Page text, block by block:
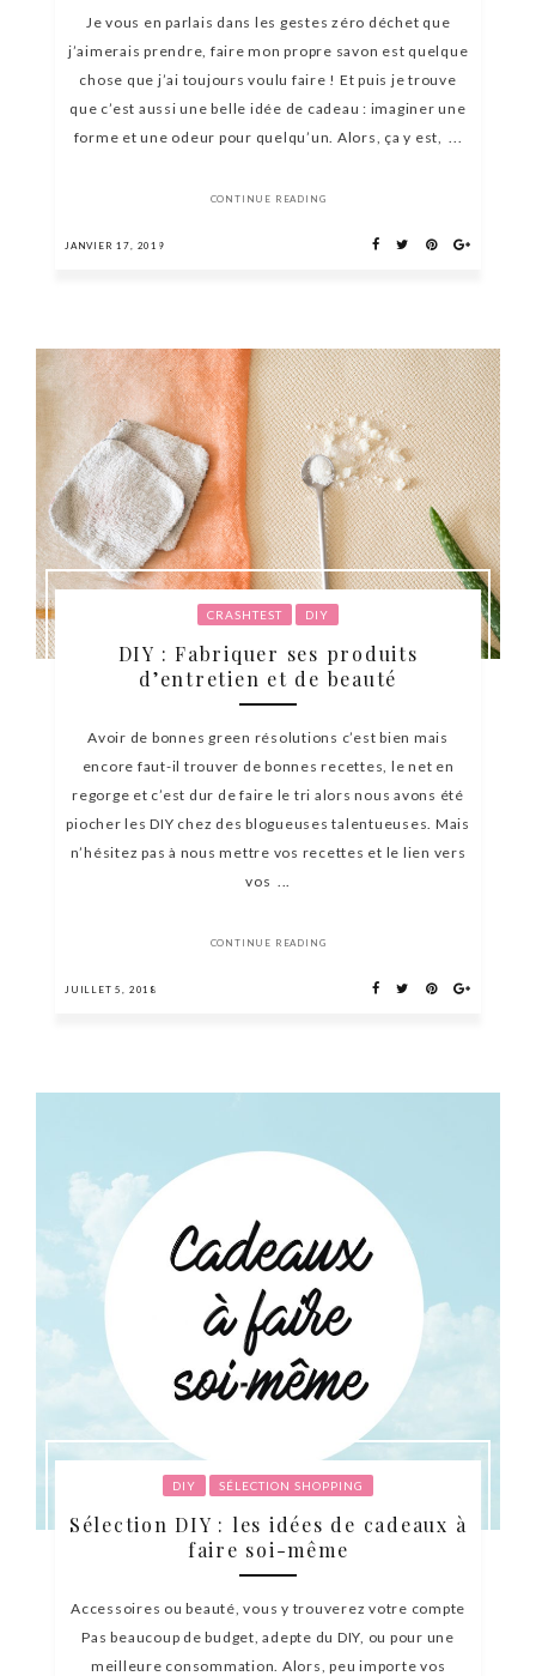
Je vous en parlais dans les gestes zéro déchet que
j’aimerais prendre, faire mon propre savon est quelque
chose que j’ai toujours voulu faire ! Et puis je trouve
que c’est aussi une belle idée de cadeau : imaginer une
forme et une odeur pour quelqu’un. Alors, ça y est, ...
CONTINUE READING
JANVIER 17, 2019
CRASHTEST DIY
DIY : Fabriquer ses produits
d’entretien et de beauté
Avoir de bonnes green résolutions c’est bien mais
encore faut-il trouver de bonnes recettes, le net en
regorge et c’est dur de faire le tri alors nous avons été
piocher les DIY chez des blogueuses talentueuses. Mais
n’hésitez pas à nous mettre vos recettes et le lien vers
vos ...
CONTINUE READING
JUILLET 5, 2018
DIY SÉLECTION SHOPPING
Sélection DIY : les idées de cadeaux à
faire soi-même
Accessoires ou beauté, vous y trouverez votre compte
Pas beaucoup de budget, adepte du DIY, ou pour une
meilleure consommation. Alors, peu importe vos